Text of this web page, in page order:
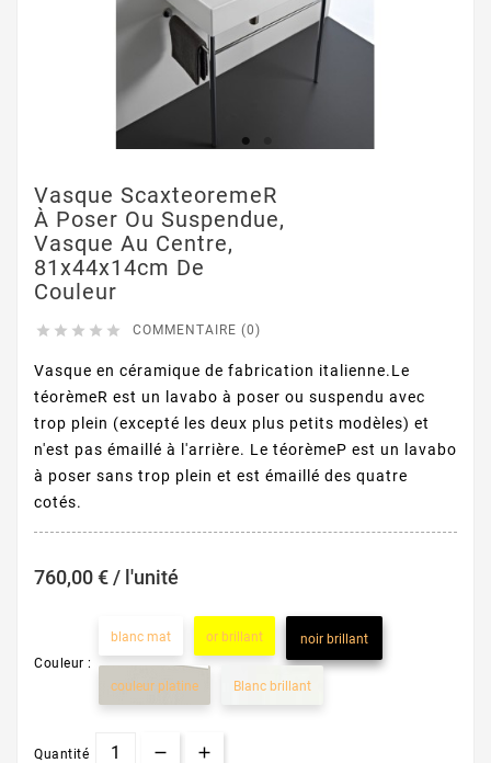
Vasque ScaxteoremeR
À Poser Ou Suspendue,
Vasque Au Centre,
81x44x14cm De
Couleur
     COMMENTAIRE (0)
Vasque en céramique de fabrication italienne.Le
téorèmeR est un lavabo à poser ou suspendu avec
trop plein (excepté les deux plus petits modèles) et
n'est pas émaillé à l'arrière. Le téorèmeP est un lavabo
à poser sans trop plein et est émaillé des quatre
cotés.
760,00 € / l'unité
Couleur :
blanc mat or brillant noir brillant
couleur platine Blanc brillant
Quantité